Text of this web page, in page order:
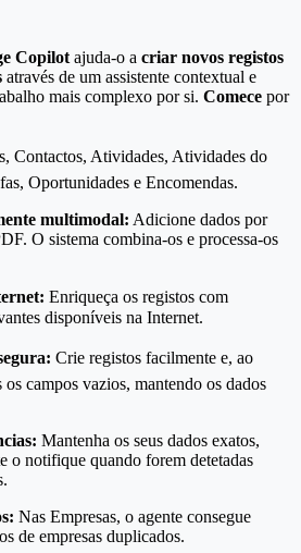
Copilot ajuda-o a criar novos registos
através de um assistente contextual e
mais complexo por si. Comece por
Contactos, Atividades, Atividades do
Oportunidades e Encomendas.
multimodal: Adicione dados por
O sistema combina-os e processa-os
Enriqueça os registos com
disponíveis na Internet.
Crie registos facilmente e, ao
os campos vazios, mantendo os dados
Mantenha os seus dados exatos,
o notifique quando forem detetadas
Nas Empresas, o agente consegue
de empresas duplicados.